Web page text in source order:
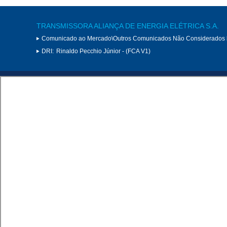
TRANSMISSORA ALIANÇA DE ENERGIA ELÉTRICA S.A.
Comunicado ao Mercado\Outros Comunicados Não Considerados
DRI: Rinaldo Pecchio Júnior - (FCA V1)